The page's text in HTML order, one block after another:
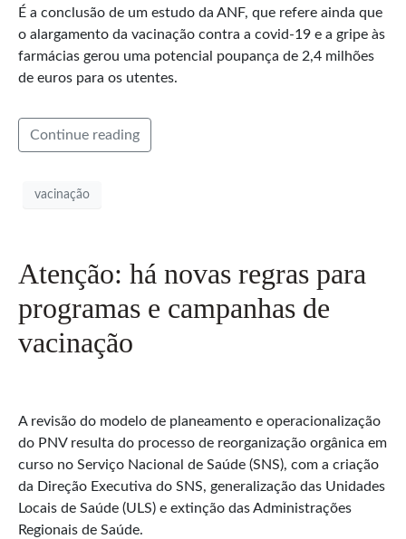
É a conclusão de um estudo da ANF, que refere ainda que
o alargamento da vacinação contra a covid-19 e a gripe às
farmácias gerou uma potencial poupança de 2,4 milhões
de euros para os utentes.
Continue reading
vacinação
Atenção: há novas regras para
programas e campanhas de
vacinação
A revisão do modelo de planeamento e operacionalização
do PNV resulta do processo de reorganização orgânica em
curso no Serviço Nacional de Saúde (SNS), com a criação
da Direção Executiva do SNS, generalização das Unidades
Locais de Saúde (ULS) e extinção das Administrações
Regionais de Saúde.